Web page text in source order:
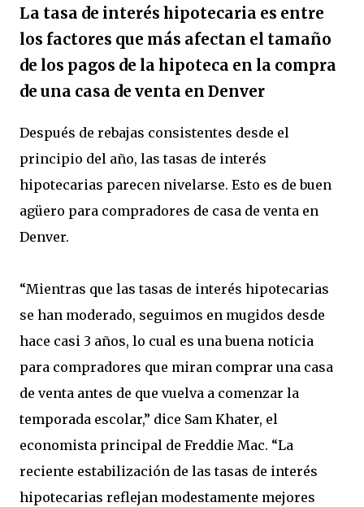
La tasa de interés hipotecaria es entre
los factores que más afectan el tamaño
de los pagos de la hipoteca en la compra
de una casa de venta en Denver
Después de rebajas consistentes desde el
principio del año, las tasas de interés
hipotecarias parecen nivelarse. Esto es de buen
agüero para compradores de casa de venta en
Denver.
“Mientras que las tasas de interés hipotecarias
se han moderado, seguimos en mugidos desde
hace casi 3 años, lo cual es una buena noticia
para compradores que miran comprar una casa
de venta antes de que vuelva a comenzar la
temporada escolar,” dice Sam Khater, el
economista principal de Freddie Mac. “La
reciente estabilización de las tasas de interés
hipotecarias reflejan modestamente mejores